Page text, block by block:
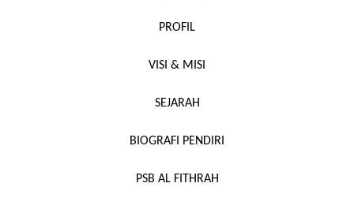
PROFIL
VISI & MISI
SEJARAH
BIOGRAFI PENDIRI
PSB AL FITHRAH